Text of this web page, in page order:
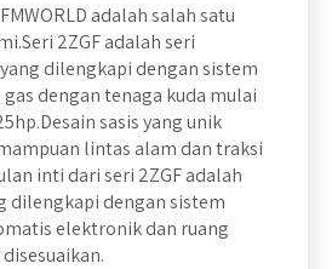
adalah salah satu
2ZGF adalah seri
dilengkapi dengan sistem
dengan tenaga kuda mulai
sasis yang unik
lintas alam dan traksi
inti dari seri 2ZGF adalah
dilengkapi dengan sistem
elektronik dan ruang